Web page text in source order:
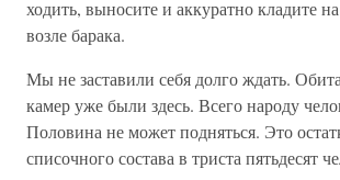
ходить, выносите и аккуратно кладите
возле барака.
Мы не заставили себя долго ждать.
камер уже были здесь. Всего народу
Половина не может подняться. Это
списочного состава в триста пятьдесят